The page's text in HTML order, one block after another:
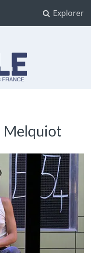
Explorer
Melquiot